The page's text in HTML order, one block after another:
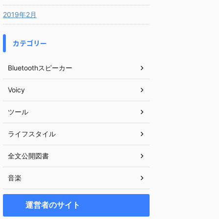
2019年2月
カテゴリー
Bluetoothスピーカー
Voicy
ツール
ライフスタイル
全文公開図書
音楽
運営者のサイト